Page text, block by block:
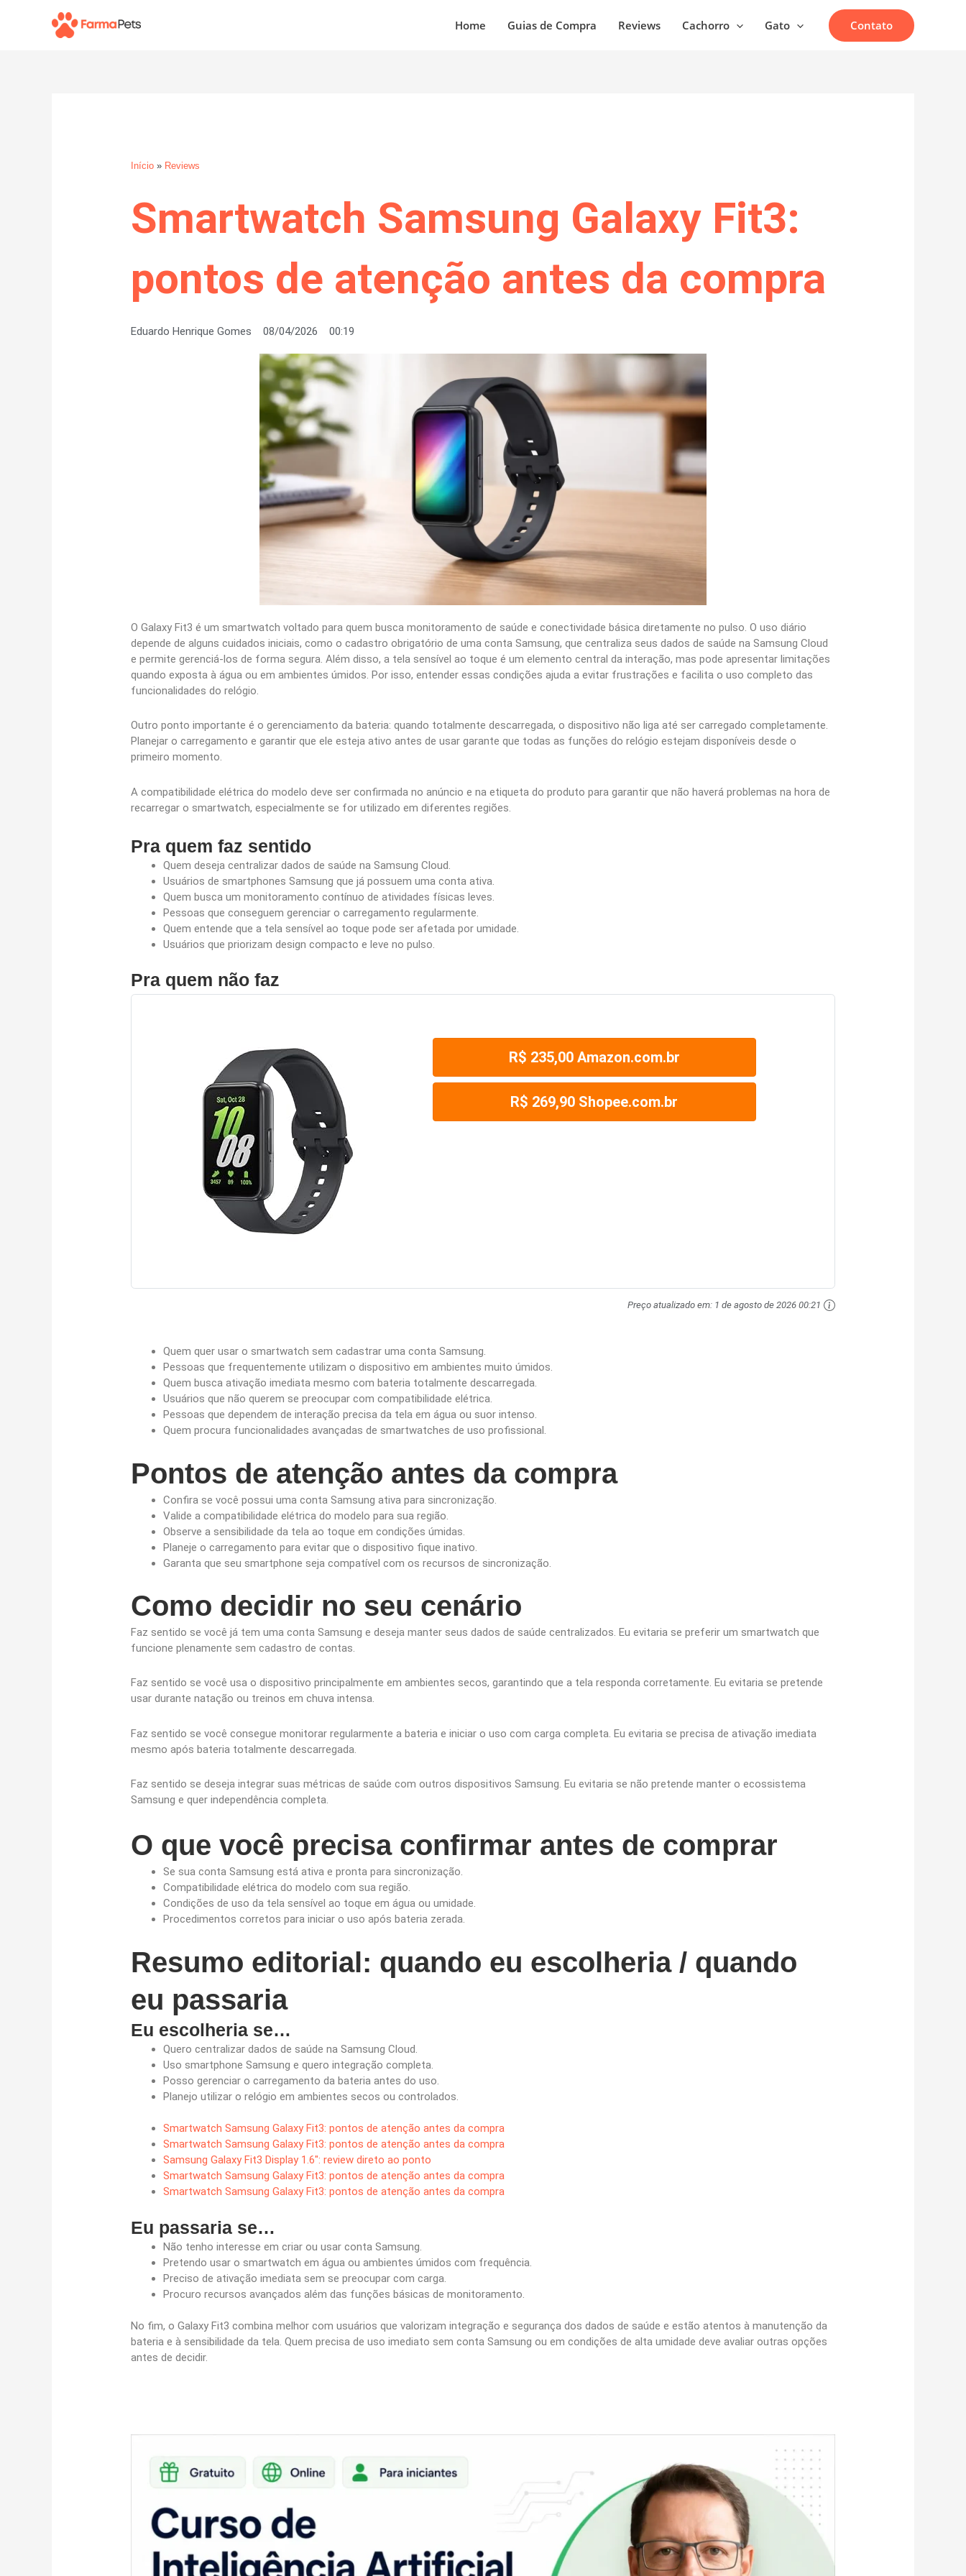
Home Guias de Compra Reviews Cachorro Gato Contato
Início » Reviews
Smartwatch Samsung Galaxy Fit3:
pontos de atenção antes da compra
Eduardo Henrique Gomes 08/04/2026 00:19
O Galaxy Fit3 é um smartwatch voltado para quem busca monitoramento de saúde e conectividade básica diretamente no pulso. O uso diário
depende de alguns cuidados iniciais, como o cadastro obrigatório de uma conta Samsung, que centraliza seus dados de saúde na Samsung Cloud
e permite gerenciá-los de forma segura. Além disso, a tela sensível ao toque é um elemento central da interação, mas pode apresentar limitações
quando exposta à água ou em ambientes úmidos. Por isso, entender essas condições ajuda a evitar frustrações e facilita o uso completo das
funcionalidades do relógio.
Outro ponto importante é o gerenciamento da bateria: quando totalmente descarregada, o dispositivo não liga até ser carregado completamente.
Planejar o carregamento e garantir que ele esteja ativo antes de usar garante que todas as funções do relógio estejam disponíveis desde o
primeiro momento.
A compatibilidade elétrica do modelo deve ser confirmada no anúncio e na etiqueta do produto para garantir que não haverá problemas na hora de
recarregar o smartwatch, especialmente se for utilizado em diferentes regiões.
Pra quem faz sentido
Quem deseja centralizar dados de saúde na Samsung Cloud.
Usuários de smartphones Samsung que já possuem uma conta ativa.
Quem busca um monitoramento contínuo de atividades físicas leves.
Pessoas que conseguem gerenciar o carregamento regularmente.
Quem entende que a tela sensível ao toque pode ser afetada por umidade.
Usuários que priorizam design compacto e leve no pulso.
Pra quem não faz
R$ 235,00 Amazon.com.br
R$ 269,90 Shopee.com.br
Preço atualizado em: 1 de agosto de 2026 00:21
Quem quer usar o smartwatch sem cadastrar uma conta Samsung.
Pessoas que frequentemente utilizam o dispositivo em ambientes muito úmidos.
Quem busca ativação imediata mesmo com bateria totalmente descarregada.
Usuários que não querem se preocupar com compatibilidade elétrica.
Pessoas que dependem de interação precisa da tela em água ou suor intenso.
Quem procura funcionalidades avançadas de smartwatches de uso profissional.
Pontos de atenção antes da compra
Confira se você possui uma conta Samsung ativa para sincronização.
Valide a compatibilidade elétrica do modelo para sua região.
Observe a sensibilidade da tela ao toque em condições úmidas.
Planeje o carregamento para evitar que o dispositivo fique inativo.
Garanta que seu smartphone seja compatível com os recursos de sincronização.
Como decidir no seu cenário
Faz sentido se você já tem uma conta Samsung e deseja manter seus dados de saúde centralizados. Eu evitaria se preferir um smartwatch que
funcione plenamente sem cadastro de contas.
Faz sentido se você usa o dispositivo principalmente em ambientes secos, garantindo que a tela responda corretamente. Eu evitaria se pretende
usar durante natação ou treinos em chuva intensa.
Faz sentido se você consegue monitorar regularmente a bateria e iniciar o uso com carga completa. Eu evitaria se precisa de ativação imediata
mesmo após bateria totalmente descarregada.
Faz sentido se deseja integrar suas métricas de saúde com outros dispositivos Samsung. Eu evitaria se não pretende manter o ecossistema
Samsung e quer independência completa.
O que você precisa confirmar antes de comprar
Se sua conta Samsung está ativa e pronta para sincronização.
Compatibilidade elétrica do modelo com sua região.
Condições de uso da tela sensível ao toque em água ou umidade.
Procedimentos corretos para iniciar o uso após bateria zerada.
Resumo editorial: quando eu escolheria / quando
eu passaria
Eu escolheria se…
Quero centralizar dados de saúde na Samsung Cloud.
Uso smartphone Samsung e quero integração completa.
Posso gerenciar o carregamento da bateria antes do uso.
Planejo utilizar o relógio em ambientes secos ou controlados.
Smartwatch Samsung Galaxy Fit3: pontos de atenção antes da compra
Smartwatch Samsung Galaxy Fit3: pontos de atenção antes da compra
Samsung Galaxy Fit3 Display 1.6″: review direto ao ponto
Smartwatch Samsung Galaxy Fit3: pontos de atenção antes da compra
Smartwatch Samsung Galaxy Fit3: pontos de atenção antes da compra
Eu passaria se…
Não tenho interesse em criar ou usar conta Samsung.
Pretendo usar o smartwatch em água ou ambientes úmidos com frequência.
Preciso de ativação imediata sem se preocupar com carga.
Procuro recursos avançados além das funções básicas de monitoramento.
No fim, o Galaxy Fit3 combina melhor com usuários que valorizam integração e segurança dos dados de saúde e estão atentos à manutenção da
bateria e à sensibilidade da tela. Quem precisa de uso imediato sem conta Samsung ou em condições de alta umidade deve avaliar outras opções
antes de decidir.